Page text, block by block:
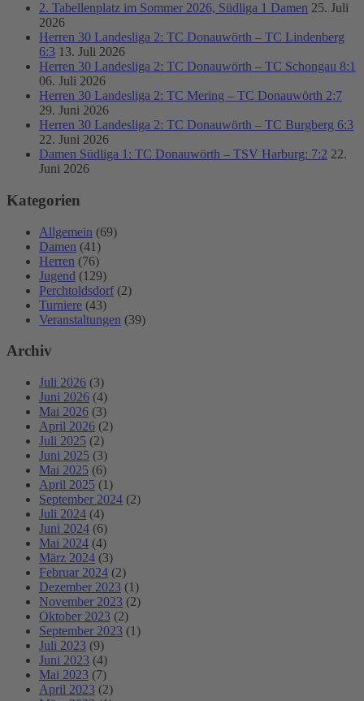
2. Tabellenplatz im Sommer 2026, Südliga 1 Damen 25. Juli
2026
Herren 30 Landesliga 2: TC Donauwörth – TC Lindenberg
6:3 13. Juli 2026
Herren 30 Landesliga 2: TC Donauwörth – TC Schongau 8:1
06. Juli 2026
Herren 30 Landesliga 2: TC Mering – TC Donauwörth 2:7
29. Juni 2026
Herren 30 Landesliga 2: TC Donauwörth – TC Burgberg 6:3
22. Juni 2026
Damen Südliga 1: TC Donauwörth – TSV Harburg: 7:2 22.
Juni 2026
Kategorien
Allgemein (69)
Damen (41)
Herren (76)
Jugend (129)
Perchtoldsdorf (2)
Turniere (43)
Veranstaltungen (39)
Archiv
Juli 2026 (3)
Juni 2026 (4)
Mai 2026 (3)
April 2026 (2)
Juli 2025 (2)
Juni 2025 (3)
Mai 2025 (6)
April 2025 (1)
September 2024 (2)
Juli 2024 (4)
Juni 2024 (6)
Mai 2024 (4)
März 2024 (3)
Februar 2024 (2)
Dezember 2023 (1)
November 2023 (2)
Oktober 2023 (2)
September 2023 (1)
Juli 2023 (9)
Juni 2023 (4)
Mai 2023 (7)
April 2023 (2)